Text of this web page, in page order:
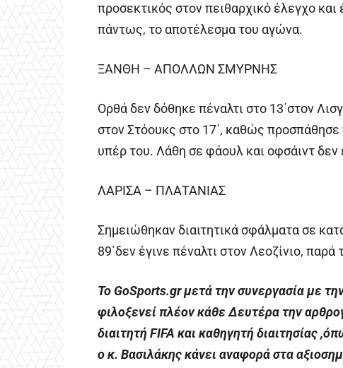
προσεκτικός στον πειθαρχικό έλεγχο
πάντως, το αποτέλεσμα του αγώνα.
ΞΑΝΘΗ – ΑΠΟΛΛΩΝ ΣΜΥΡΝΗΣ
Ορθά δεν δόθηκε πέναλτι στο 13΄στον
στον Στόουκς στο 17΄, καθώς προσπάθησε
υπέρ του. Λάθη σε φάουλ και οφσάιντ
ΛΑΡΙΣΑ – ΠΛΑΤΑΝΙΑΣ
Σημειώθηκαν διαιτητικά σφάλματα σε
89΄δεν έγινε πέναλτι στον Λεοζίνιο,
Το GoSports.gr μετά την συνεργασία με
φιλοξενεί πλέον κάθε Δευτέρα την
διαιτητή FIFA και καθηγητή διαιτησίας
ο κ. Βασιλάκης κάνει αναφορά στα